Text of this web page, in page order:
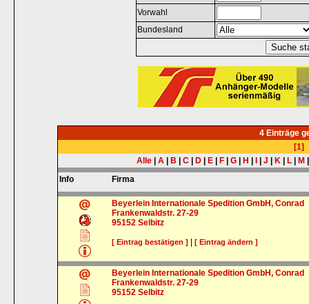
Vorwahl
Bundesland
4 Einträge
[1]
Alle
A B C D E F G H J K L M
Info
Firma
Beyerlein Internationale Spedition GmbH, Conrad
Frankenwaldstr. 27-29
95152 Selbitz
[ Eintrag bestätigen ] |[ Eintrag ändern ]
Beyerlein Internationale Spedition GmbH, Conrad
Frankenwaldstr. 27-29
95152 Selbitz